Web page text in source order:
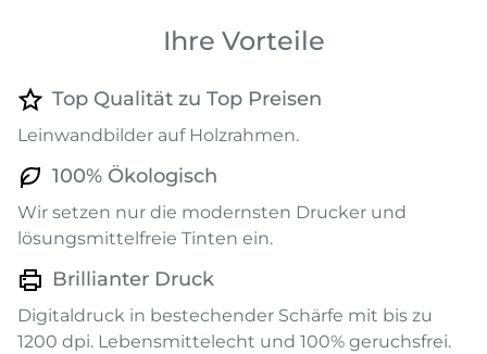
Ihre Vorteile
Top Qualität zu Top Preisen
Leinwandbilder auf Holzrahmen.
100% Ökologisch
Wir setzen nur die modernsten Drucker und
lösungsmittelfreie Tinten ein.
Brillianter Druck
Digitaldruck in bestechender Schärfe mit bis zu
1200 dpi. Lebensmittelecht und 100% geruchsfrei.